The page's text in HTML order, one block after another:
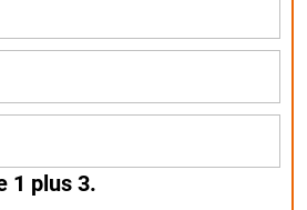
1 plus 3.